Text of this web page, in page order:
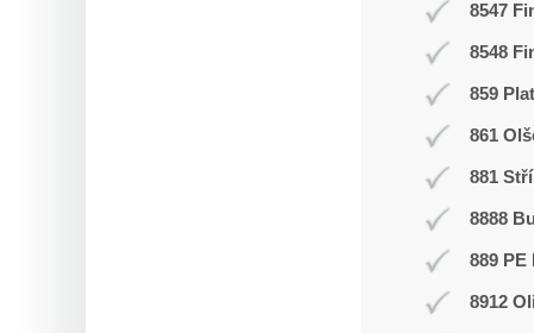
8547
8548
859
861
881
8888
889 PE
8912